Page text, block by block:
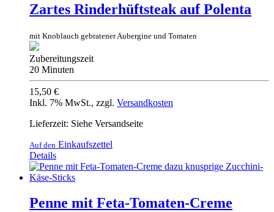
Zartes Rinderhüftsteak auf Polenta
mit Knoblauch gebratener Aubergine und Tomaten
Zubereitungszeit
20 Minuten
15,50 €
Inkl. 7% MwSt., zzgl. Versandkosten
Lieferzeit: Siehe Versandseite
Auf den Einkaufszettel
Details
Penne mit Feta-Tomaten-Creme